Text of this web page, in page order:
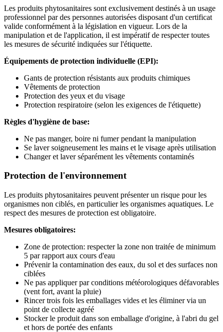
Les produits phytosanitaires sont exclusivement destinés à un usage
professionnel par des personnes autorisées disposant d'un certificat
valide conformément à la législation en vigueur. Lors de la
manipulation et de l'application, il est impératif de respecter toutes
les mesures de sécurité indiquées sur l'étiquette.
Équipements de protection individuelle (EPI):
Gants de protection résistants aux produits chimiques
Vêtements de protection
Protection des yeux et du visage
Protection respiratoire (selon les exigences de l'étiquette)
Règles d'hygiène de base:
Ne pas manger, boire ni fumer pendant la manipulation
Se laver soigneusement les mains et le visage après utilisation
Changer et laver séparément les vêtements contaminés
Protection de l'environnement
Les produits phytosanitaires peuvent présenter un risque pour les
organismes non ciblés, en particulier les organismes aquatiques. Le
respect des mesures de protection est obligatoire.
Mesures obligatoires:
Zone de protection: respecter la zone non traitée de minimum
5 par rapport aux cours d'eau
Prévenir la contamination des eaux, du sol et des surfaces non
ciblées
Ne pas appliquer par conditions météorologiques défavorables
(vent fort, avant la pluie)
Rincer trois fois les emballages vides et les éliminer via un
point de collecte agréé
Stocker le produit dans son emballage d'origine, à l'abri du gel
et hors de portée des enfants